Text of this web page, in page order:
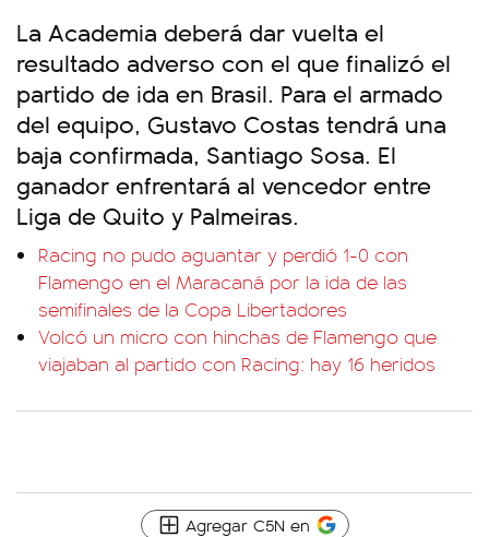
La Academia deberá dar vuelta el
resultado adverso con el que finalizó el
partido de ida en Brasil. Para el armado
del equipo, Gustavo Costas tendrá una
baja confirmada, Santiago Sosa. El
ganador enfrentará al vencedor entre
Liga de Quito y Palmeiras.
Racing no pudo aguantar y perdió 1-0 con
Flamengo en el Maracaná por la ida de las
semifinales de la Copa Libertadores
Volcó un micro con hinchas de Flamengo que
viajaban al partido con Racing: hay 16 heridos
Agregar C5N en